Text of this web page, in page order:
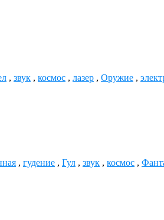
, звук , космос , лазер , Оружие ,
, гудение , Гул , звук , космос ,